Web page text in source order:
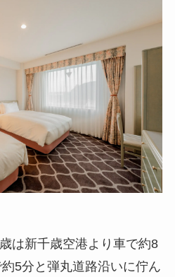
は新千歳空港より車で約8
5分と弾丸道路沿いに佇ん